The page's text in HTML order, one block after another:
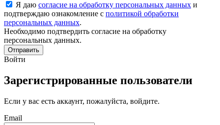
Я даю согласие на обработку персональных данных и
подтверждаю ознакомление с политикой обработки
персональных данных.
Необходимо подтвердить согласие на обработку
персональных данных.
Отправить
Войти
Зарегистрированные пользователи
Если у вас есть аккаунт, пожалуйста, войдите.
Email